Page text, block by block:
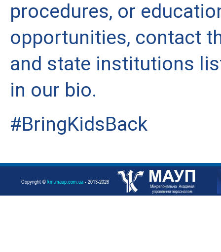
procedures, or
opportunities, contact
and state institutions
in our bio.
#BringKidsBack
Copyright © km.maup.com.ua - 2013-2026